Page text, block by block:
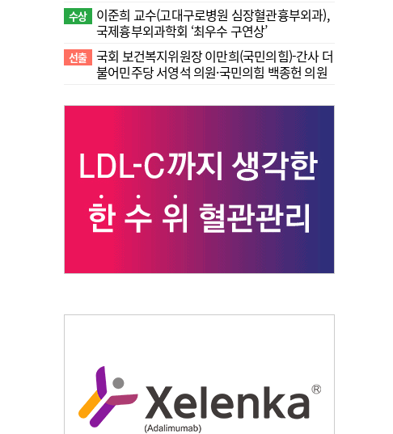
수상
이준희 교수(고대구로병원 심장혈관흉부외과),
국제흉부외과학회 ‘최우수 구연상’
선출 국회 보건복지위원장 이만희(국민의힘)-간사 더
불어민주당 서영석 의원·국민의힘 백종헌 의원